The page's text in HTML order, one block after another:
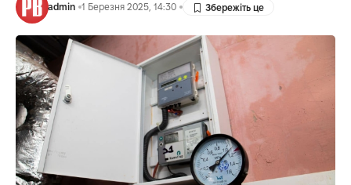
admin 1 Березня 2025, 14:30